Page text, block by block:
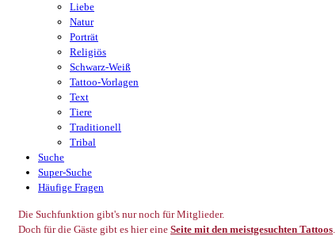
Liebe
Natur
Porträt
Religiös
Schwarz-Weiß
Tattoo-Vorlagen
Text
Tiere
Traditionell
Tribal
Suche
Super-Suche
Häufige Fragen
Die Suchfunktion gibt's nur noch für Mitglieder.
Doch für die Gäste gibt es hier eine Seite mit den meistgesuchten Tattoos.